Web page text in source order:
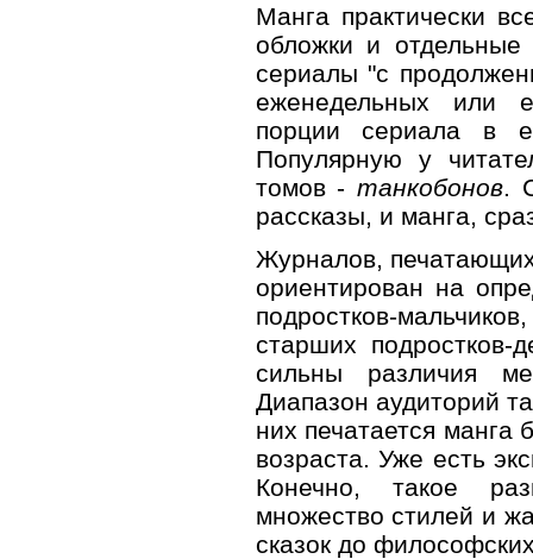
Манга практически
обложки и
сериалы "с
еженедельных или
порции сериала в
Популярную у
томов - танкобонов.
рассказы, и манга,
Журналов,
ориентирован на
подростков-
старших
сильны различия
Диапазон аудиторий
них печатается
возраста. Уже есть
Конечно, такое
множество стилей и
сказок до